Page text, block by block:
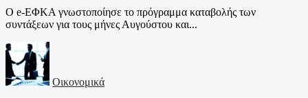
Ο e-ΕΦΚΑ γνωστοποίησε το πρόγραμμα καταβολής των
συντάξεων για τους μήνες Αυγούστου και...
Οικονομικά